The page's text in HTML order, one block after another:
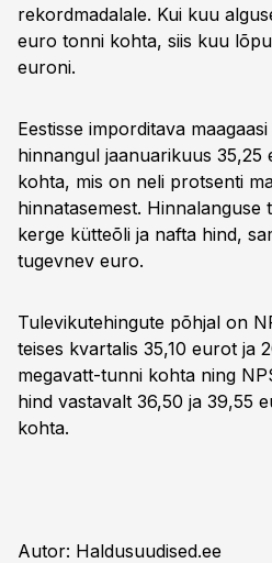
rekordmadalale. Kui kuu
euro tonni kohta, siis kuu
euroni.
Eestisse imporditava
hinnangul jaanuarikuus
kohta, mis on neli protsenti
hinnatasemest. Hinnalanguse
kerge kütteõli ja nafta hind,
tugevnev euro.
Tulevikutehingute põhjal on
teises kvartalis 35,10 eurot ja
megavatt-tunni kohta ning
hind vastavalt 36,50 ja 39,55
kohta.
Autor: Haldusuudised.ee